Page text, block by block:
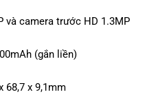
và camera trước HD 1.3MP
(gắn liền)
68,7 x 9,1mm